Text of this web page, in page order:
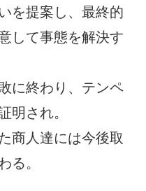
を提案し、最終的
して事態を解決す
に終わり、テンペ
明され。
商人達には今後取
る。